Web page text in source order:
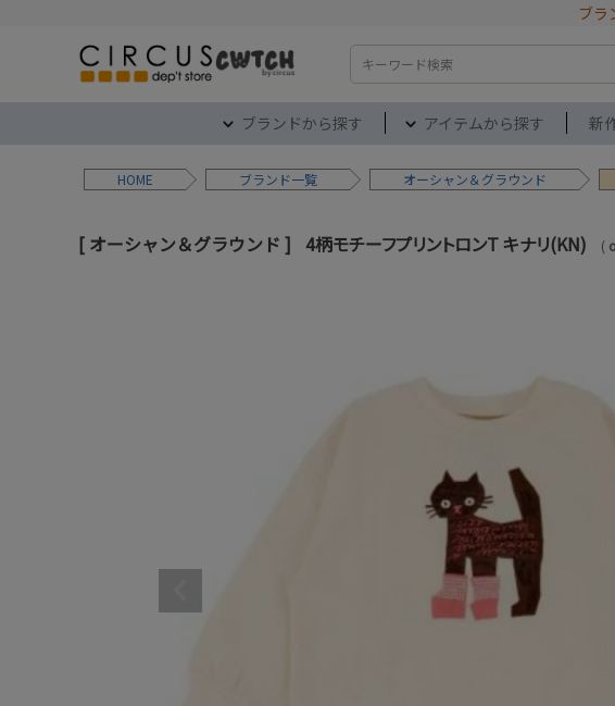
ブラ
検索
ブランドから探す アイテムから探す 新
HOME ブランド オーシャン＆グラウンド
オーシャン＆グラウンド 4柄モチーフプリントロンT キナリ(KN)